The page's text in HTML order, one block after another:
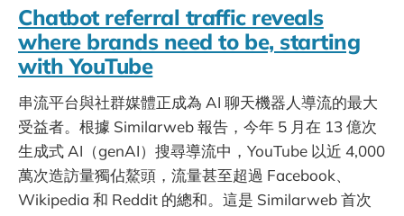
Chatbot referral traffic reveals
where brands need to be, starting
with YouTube
串流平台與社群媒體正成為 AI 聊天機器人導流的最大
受益者。根據 Similarweb 報告，今年 5 月在 13 億次
生成式 AI（genAI）搜尋導流中，YouTube 以近 4,000
萬次造訪量獨佔鰲頭，流量甚至超過 Facebook、
Wikipedia 和 Reddit 的總和。這是 Similarweb 首次